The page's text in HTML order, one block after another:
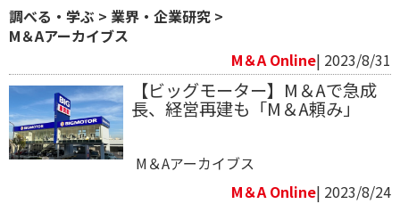
調べる・学ぶ > 業界・企業研究 >
M＆Aアーカイブス
M＆A Online| 2023/8/31
【ビッグモーター】M＆Aで急成
長、経営再建も「M＆A頼み」
M＆Aアーカイブス
M＆A Online| 2023/8/24